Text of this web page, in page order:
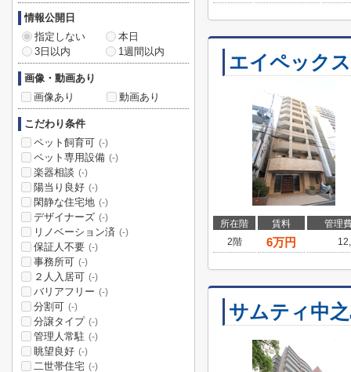
エイペック
所在階 賃料
管理
2階
6万円
サムティ中
情報公開日
指定しない
本日
3日以内
1週間以内
画像・動画あり
画像あり
動画あり
こだわり条件
ペット飼育可 (-)
ペット専用設備 (-)
楽器相談 (-)
陽当り良好 (-)
閑静な住宅地 (-)
デザイナーズ (-)
リノベーション済 (-)
保証人不要 (-)
事務所可 (-)
２人入居可 (-)
バリアフリー (-)
分割可 (-)
分譲タイプ (-)
管理人常駐 (-)
眺望良好 (-)
二世帯住宅 (-)